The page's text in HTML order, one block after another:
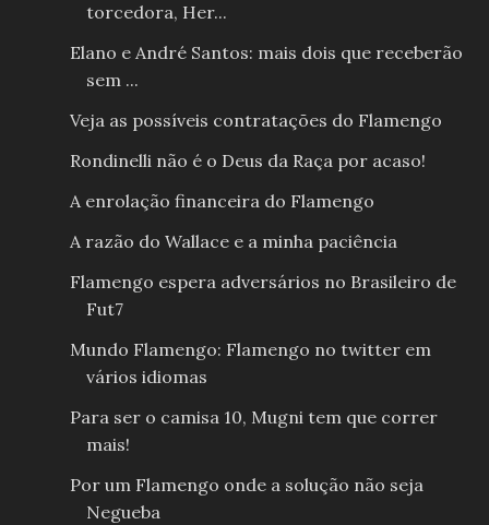
torcedora, Her...
Elano e André Santos: mais dois que receberão
sem ...
Veja as possíveis contratações do Flamengo
Rondinelli não é o Deus da Raça por acaso!
A enrolação financeira do Flamengo
A razão do Wallace e a minha paciência
Flamengo espera adversários no Brasileiro de
Fut7
Mundo Flamengo: Flamengo no twitter em
vários idiomas
Para ser o camisa 10, Mugni tem que correr
mais!
Por um Flamengo onde a solução não seja
Negueba